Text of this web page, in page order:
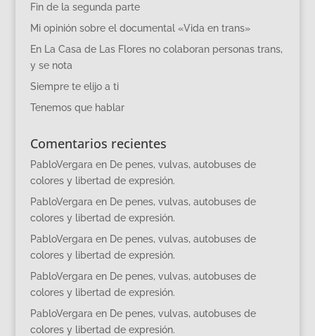
Fin de la segunda parte
Mi opinión sobre el documental «Vida en trans»
En La Casa de Las Flores no colaboran personas trans,
y se nota
Siempre te elijo a ti
Tenemos que hablar
Comentarios recientes
PabloVergara en De penes, vulvas, autobuses de
colores y libertad de expresión.
PabloVergara en De penes, vulvas, autobuses de
colores y libertad de expresión.
PabloVergara en De penes, vulvas, autobuses de
colores y libertad de expresión.
PabloVergara en De penes, vulvas, autobuses de
colores y libertad de expresión.
PabloVergara en De penes, vulvas, autobuses de
colores y libertad de expresión.